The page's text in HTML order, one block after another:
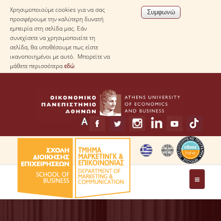
Χρησιμοποιούμε cookies για να σας
προσφέρουμε την καλύτερη δυνατή
εμπειρία στη σελίδα μας. Εάν
συνεχίσετε να χρησιμοποιείτε τη
σελίδα, θα υποθέσουμε πως είστε
ικανοποιημένοι με αυτό. Μπορείτε να
μάθετε περισσότεραεδώ
ΤΟ ΤΜΗΜΑ